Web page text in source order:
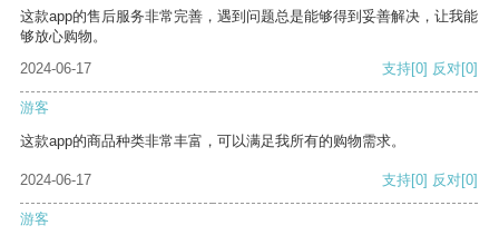
这款app的售后服务非常完善，遇到问题总是能够得到妥善解决，让我能
够放心购物。
2024-06-17
支持[0] 反对[0]
游客
这款app的商品种类非常丰富，可以满足我所有的购物需求。
2024-06-17 支持[0] 反对[0]
游客